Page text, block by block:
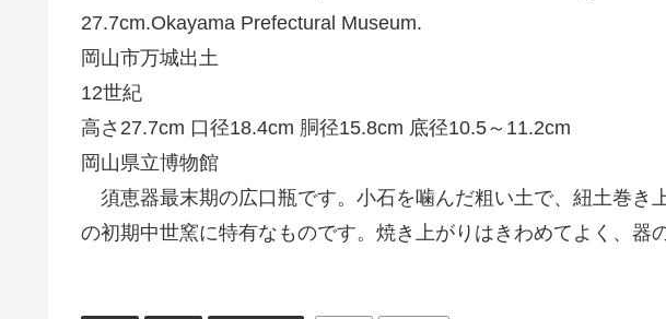
27.7cm.Okayama Prefectural Museum.
岡山市万城出土
12世紀
高さ27.7cm 口径18.4cm 胴径15.8cm 底径10.5～11.2cm
岡山県立博物館
須恵器最末期の広口瓶です。小石を噛んだ粗い土で、紐土巻き
の初期中世窯に特有なものです。焼き上がりはきわめてよく、器